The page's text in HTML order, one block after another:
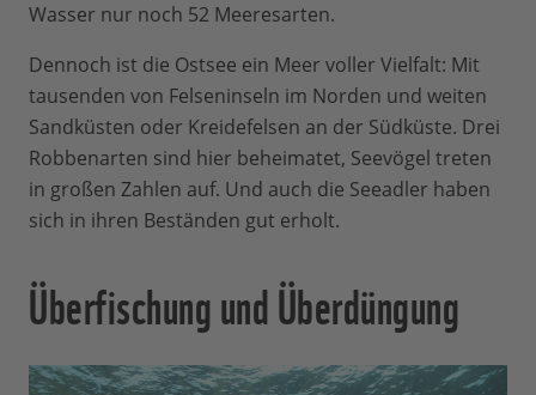
Wasser nur noch 52 Meeresarten.
Dennoch ist die Ostsee ein Meer voller Vielfalt: Mit
tausenden von Felseninseln im Norden und weiten
Sandküsten oder Kreidefelsen an der Südküste. Drei
Robbenarten sind hier beheimatet, Seevögel treten
in großen Zahlen auf. Und auch die Seeadler haben
sich in ihren Beständen gut erholt.
Überfischung und Überdüngung